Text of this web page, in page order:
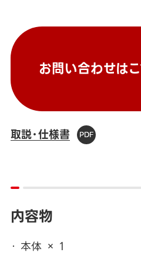
お問い合わせは
取説・仕様書
内容物
本体 × 1